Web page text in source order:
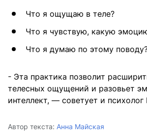
Что я ощущаю в теле?
Что я чувствую, какую
Что я думаю по этому
- Эта практика позволит
телесных ощущений и разовьет
интеллект, — советует и психолог
Автор текста: Анна Майская